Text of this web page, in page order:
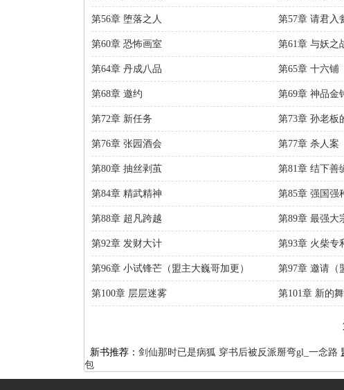
第56章 堕落之人 第57章 请君入
第60章 恐怖画室 第61章 与妖之
第64章 丹成八品 第65章 十六铺
第68章 邀约 第69章 神品金
第72章 新任务 第73章 孙老板
第76章 张园酒会 第77章 杀人案
第80章 抽丝剥茧 第81章 结下善
第84章 精武精神 第85章 强国强
第88章 超凡跨越 第89章 最强大
第92章 发财大计 第93章 火柴专
第96章 小试锋芒（盟主大巍哥加更） 第97章 邀请（
第100章 层层迷雾 第101章 新的
新书推荐： 剑仙那时已是病狐 穿书后被反派掰弯gl_一念路
包